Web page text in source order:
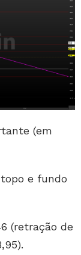
(em
e fundo
(retração de